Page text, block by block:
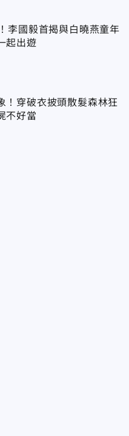
李國毅首揭與白曉燕童年
起出遊
！穿破衣披頭散髮森林狂
不好當